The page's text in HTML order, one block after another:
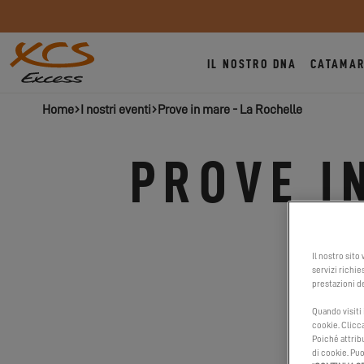
IL NOSTRO DNA
Home I nostri eventi Prove in mare - La Rochelle
PROVE
Il nostro
servizi
prestazioni
Quando visiti
cookie.
Poiché
di cookie.